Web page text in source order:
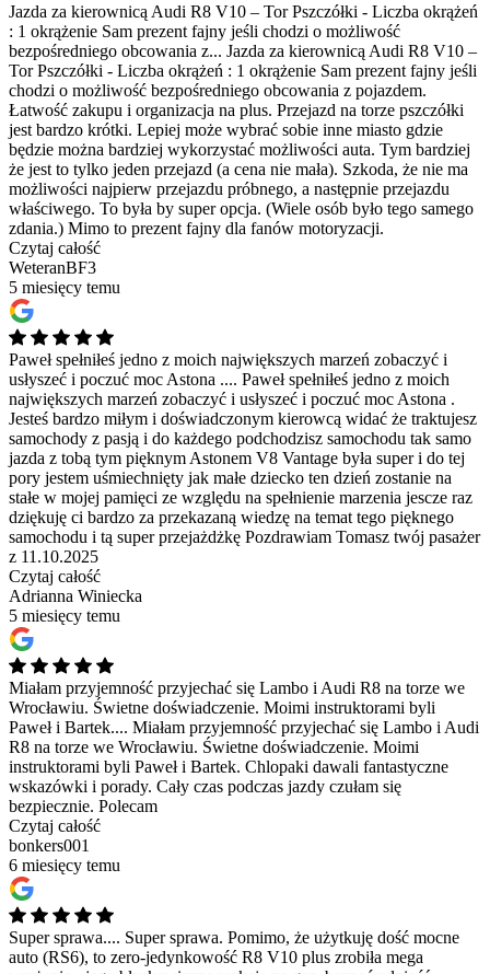
Jazda za kierownicą Audi R8 V10 – Tor Pszczółki - Liczba okrążeń
: 1 okrążenie Sam prezent fajny jeśli chodzi o możliwość
bezpośredniego obcowania z... Jazda za kierownicą Audi R8 V10 –
Tor Pszczółki - Liczba okrążeń : 1 okrążenie Sam prezent fajny jeśli
chodzi o możliwość bezpośredniego obcowania z pojazdem.
Łatwość zakupu i organizacja na plus. Przejazd na torze pszczółki
jest bardzo krótki. Lepiej może wybrać sobie inne miasto gdzie
będzie można bardziej wykorzystać możliwości auta. Tym bardziej
że jest to tylko jeden przejazd (a cena nie mała). Szkoda, że nie ma
możliwości najpierw przejazdu próbnego, a następnie przejazdu
właściwego. To była by super opcja. (Wiele osób było tego samego
zdania.) Mimo to prezent fajny dla fanów motoryzacji.
Czytaj całość
WeteranBF3
5 miesięcy temu
Paweł spełniłeś jedno z moich największych marzeń zobaczyć i
usłyszeć i poczuć moc Astona .... Paweł spełniłeś jedno z moich
największych marzeń zobaczyć i usłyszeć i poczuć moc Astona .
Jesteś bardzo miłym i doświadczonym kierowcą widać że traktujesz
samochody z pasją i do każdego podchodzisz samochodu tak samo
jazda z tobą tym pięknym Astonem V8 Vantage była super i do tej
pory jestem uśmiechnięty jak małe dziecko ten dzień zostanie na
stałe w mojej pamięci ze względu na spełnienie marzenia jescze raz
dziękuję ci bardzo za przekazaną wiedzę na temat tego pięknego
samochodu i tą super przejażdżkę Pozdrawiam Tomasz twój pasażer
z 11.10.2025
Czytaj całość
Adrianna Winiecka
5 miesięcy temu
Miałam przyjemność przyjechać się Lambo i Audi R8 na torze we
Wrocławiu. Świetne doświadczenie. Moimi instruktorami byli
Paweł i Bartek.... Miałam przyjemność przyjechać się Lambo i Audi
R8 na torze we Wrocławiu. Świetne doświadczenie. Moimi
instruktorami byli Paweł i Bartek. Chlopaki dawali fantastyczne
wskazówki i porady. Cały czas podczas jazdy czułam się
bezpiecznie. Polecam
Czytaj całość
bonkers001
6 miesięcy temu
Super sprawa.... Super sprawa. Pomimo, że użytkuję dość mocne
auto (RS6), to zero-jedynkowość R8 V10 plus zrobiła mega